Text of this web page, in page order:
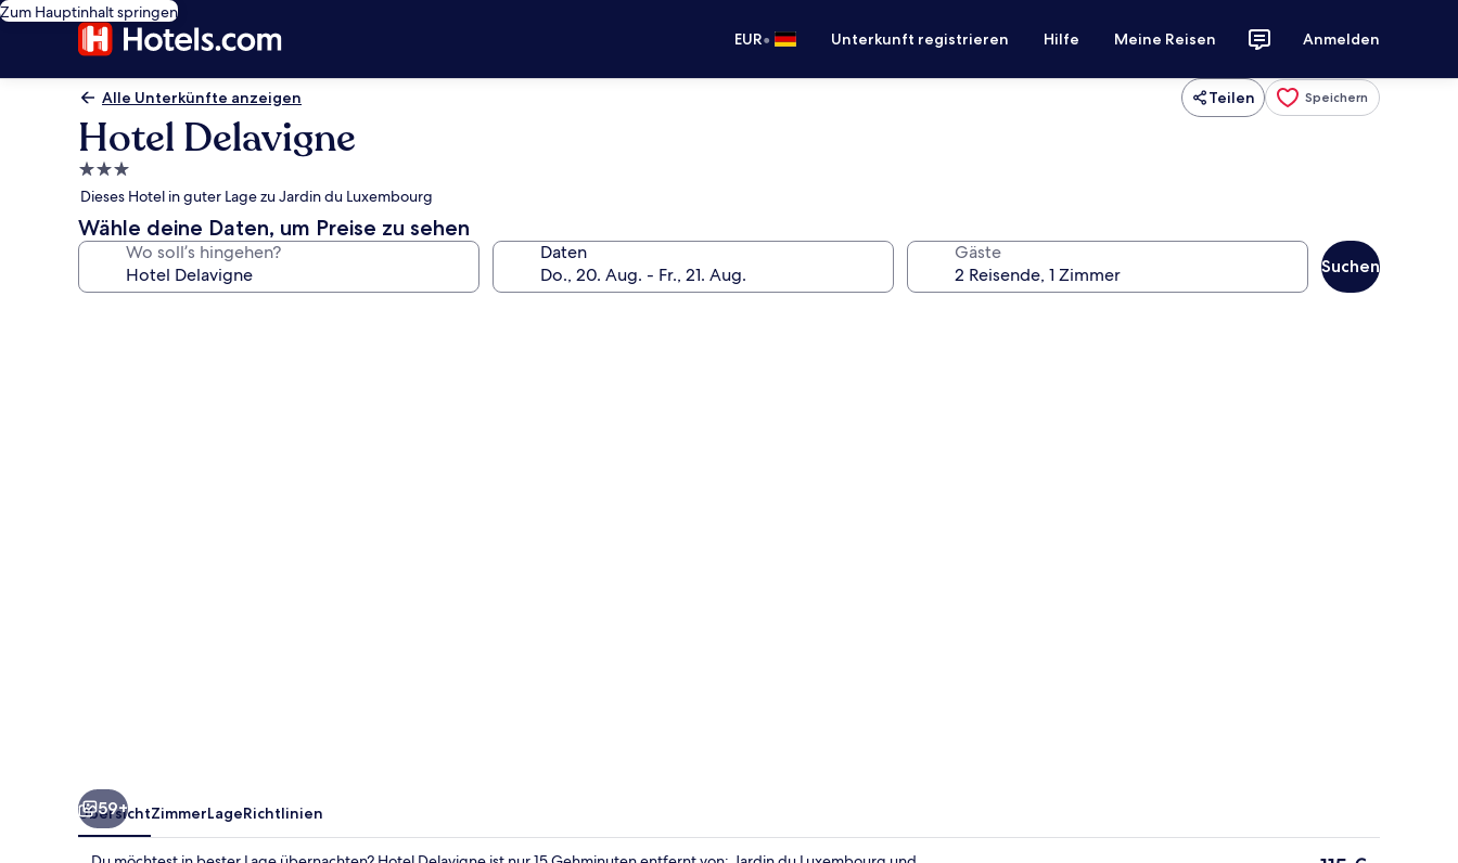
Zum Hauptinhalt springen
EUR• Unterkunft registrieren Hilfe Meine Reisen Anmelden
Alle Unterkünfte anzeigen Teilen Speichern
Hotel Delavigne
3.0-
Sterne-
Unterkunft
Dieses Hotel in guter Lage zu Jardin du Luxembourg
Wähle deine Daten, um Preise zu sehen
Wo soll’s hingehen? Daten Gäste
Suchen
59+
ÜbersichtZimmerLageRichtlinien